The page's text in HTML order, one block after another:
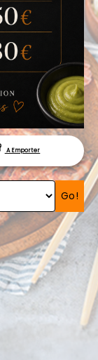
A Emporter
Go!